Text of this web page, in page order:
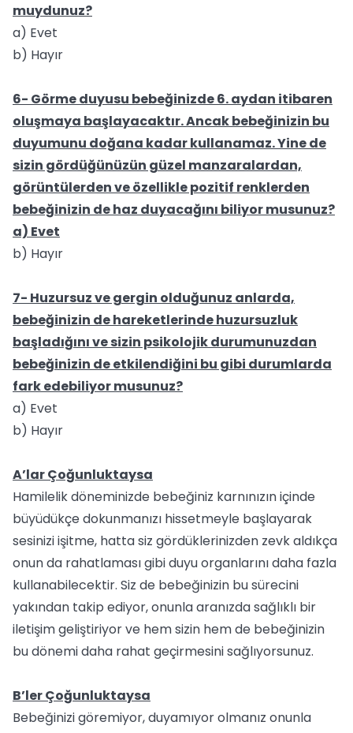
muydunuz?
a) Evet
b) Hayır
6- Görme duyusu bebeğinizde 6. aydan itibaren
oluşmaya başlayacaktır. Ancak bebeğinizin bu
duyumunu doğana kadar kullanamaz. Yine de
sizin gördüğünüzün güzel manzaralardan,
görüntülerden ve özellikle pozitif renklerden
bebeğinizin de haz duyacağını biliyor musunuz?
a) Evet
b) Hayır
7- Huzursuz ve gergin olduğunuz anlarda,
bebeğinizin de hareketlerinde huzursuzluk
başladığını ve sizin psikolojik durumunuzdan
bebeğinizin de etkilendiğini bu gibi durumlarda
fark edebiliyor musunuz?
a) Evet
b) Hayır
A’lar Çoğunluktaysa
Hamilelik döneminizde bebeğiniz karnınızın içinde
büyüdükçe dokunmanızı hissetmeyle başlayarak
sesinizi işitme, hatta siz gördüklerinizden zevk aldıkça
onun da rahatlaması gibi duyu organlarını daha fazla
kullanabilecektir. Siz de bebeğinizin bu sürecini
yakından takip ediyor, onunla aranızda sağlıklı bir
iletişim geliştiriyor ve hem sizin hem de bebeğinizin
bu dönemi daha rahat geçirmesini sağlıyorsunuz.
B’ler Çoğunluktaysa
Bebeğinizi göremiyor, duyamıyor olmanız onunla